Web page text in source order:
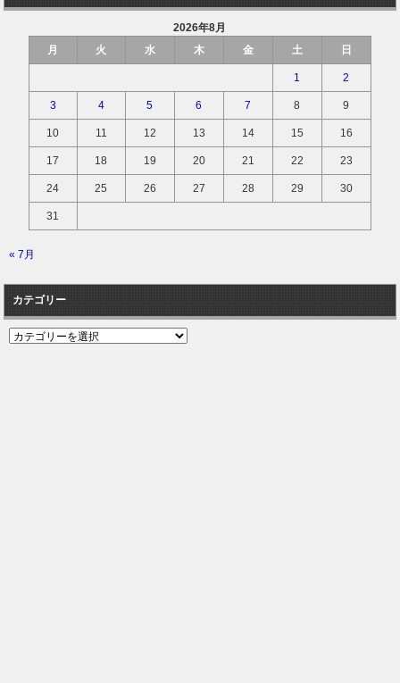
2026年8月
月
火 水 木 金 土 日
1 2
3 4 5 6 7 8 9
10 11 12 13 14 15 16
17 18 19 20 21 22 23
24 25 26 27 28 29 30
31
« 7月
カテゴリー
カ